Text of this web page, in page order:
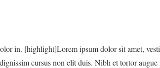
in. [highlight]Lorem ipsum dolor sit amet,
cursus non elit duis. Nibh et tortor